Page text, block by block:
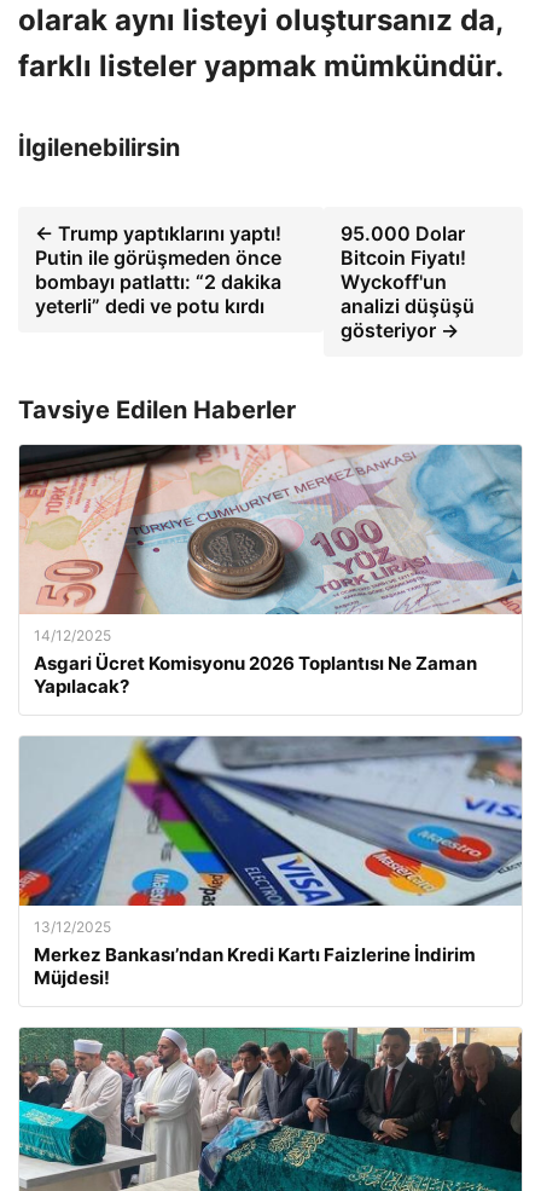
olarak aynı listeyi oluştursanız da,
farklı listeler yapmak mümkündür.
İlgilenebilirsin
← Trump yaptıklarını yaptı!
Putin ile görüşmeden önce
bombayı patlattı: “2 dakika
yeterli” dedi ve potu kırdı
95.000 Dolar
Bitcoin Fiyatı!
Wyckoff'un
analizi düşüşü
gösteriyor →
Tavsiye Edilen Haberler
14/12/2025
Asgari Ücret Komisyonu 2026 Toplantısı Ne Zaman
Yapılacak?
13/12/2025
Merkez Bankası’ndan Kredi Kartı Faizlerine İndirim
Müjdesi!